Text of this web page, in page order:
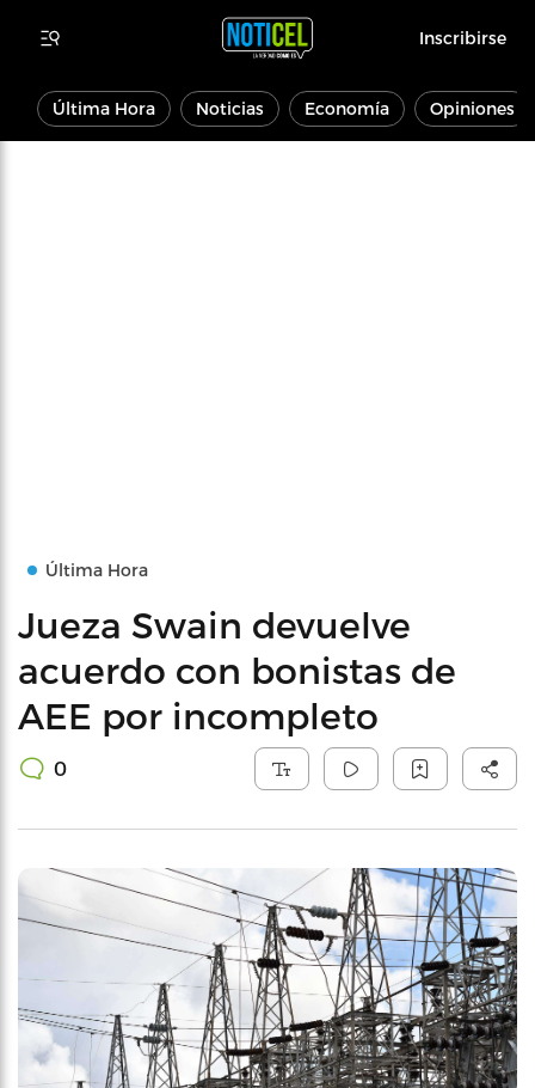
Inscribirse
Última Hora Noticias Economía Opiniones
Última Hora
Jueza Swain devuelve
acuerdo con bonistas de
AEE por incompleto
0